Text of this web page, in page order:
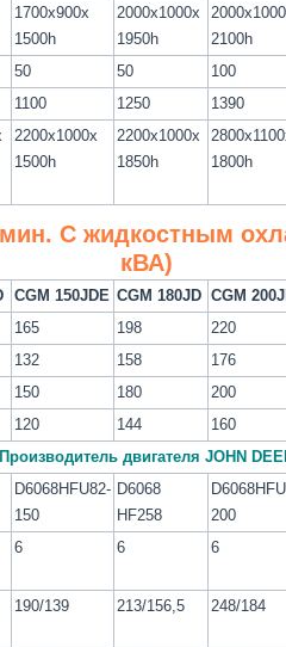
1700x900x
1500h
2000x1000x
1950h
2100h
50 50
100
1100 1250
1390
2200x1000x
1500h
2200x1000x
1850h
1800h
С жидкостным
кВА)
CGM 150JDE CGM 180JD CGM
165 198
220
132 158
176
150 180
200
120 144
160
Производитель двигателя JOHN
D6068HFU82-
150
D6068
HF258
200
6 6 6
190/139 213/156,5 248/184